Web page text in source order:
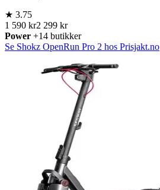
★ 3.75
1 590 kr2 299 kr
Power +14 butikker
Se Shokz OpenRun Pro 2 hos Prisjakt.no